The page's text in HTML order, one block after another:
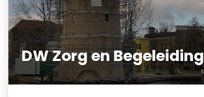
DW Zorg en Begeleiding